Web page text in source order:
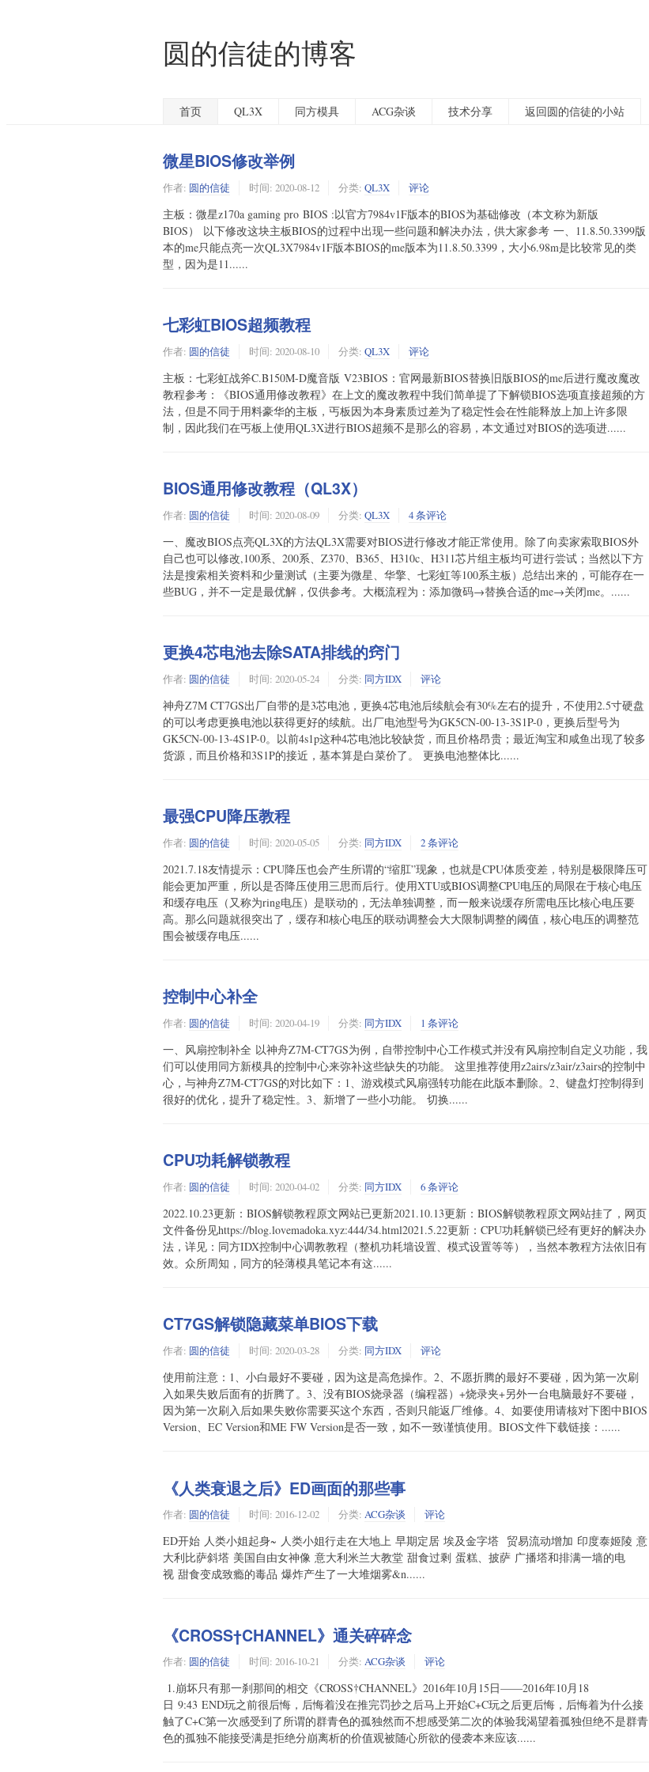
圆的信徒的博客
首页 QL3X 同方模具 ACG杂谈 技术分享 返回圆的信徒的小站
微星BIOS修改举例
作者: 圆的信徒 时间: 2020-08-12 分类: QL3X 评论
主板：微星z170a gaming pro BIOS :以官方7984v1F版本的BIOS为基础修改（本文称为新版
BIOS） 以下修改这块主板BIOS的过程中出现一些问题和解决办法，供大家参考 一、11.8.50.3399版
本的me只能点亮一次QL3X7984v1F版本BIOS的me版本为11.8.50.3399，大小6.98m是比较常见的类
型，因为是11......
七彩虹BIOS超频教程
作者: 圆的信徒 时间: 2020-08-10 分类: QL3X 评论
主板：七彩虹战斧C.B150M-D魔音版 V23BIOS：官网最新BIOS替换旧版BIOS的me后进行魔改魔改
教程参考：《BIOS通用修改教程》在上文的魔改教程中我们简单提了下解锁BIOS选项直接超频的方
法，但是不同于用料豪华的主板，丐板因为本身素质过差为了稳定性会在性能释放上加上许多限
制，因此我们在丐板上使用QL3X进行BIOS超频不是那么的容易，本文通过对BIOS的选项进......
BIOS通用修改教程（QL3X）
作者: 圆的信徒 时间: 2020-08-09 分类: QL3X 4 条评论
一、魔改BIOS点亮QL3X的方法QL3X需要对BIOS进行修改才能正常使用。除了向卖家索取BIOS外
自己也可以修改,100系、200系、Z370、B365、H310c、H311芯片组主板均可进行尝试；当然以下方
法是搜索相关资料和少量测试（主要为微星、华擎、七彩虹等100系主板）总结出来的，可能存在一
些BUG，并不一定是最优解，仅供参考。大概流程为：添加微码→替换合适的me→关闭me。......
更换4芯电池去除SATA排线的窍门
作者: 圆的信徒 时间: 2020-05-24 分类: 同方IDX 评论
神舟Z7M CT7GS出厂自带的是3芯电池，更换4芯电池后续航会有30%左右的提升，不使用2.5寸硬盘
的可以考虑更换电池以获得更好的续航。出厂电池型号为GK5CN-00-13-3S1P-0，更换后型号为
GK5CN-00-13-4S1P-0。以前4s1p这种4芯电池比较缺货，而且价格昂贵；最近淘宝和咸鱼出现了较多
货源，而且价格和3S1P的接近，基本算是白菜价了。 更换电池整体比......
最强CPU降压教程
作者: 圆的信徒 时间: 2020-05-05 分类: 同方IDX 2 条评论
2021.7.18友情提示：CPU降压也会产生所谓的“缩肛”现象，也就是CPU体质变差，特别是极限降压可
能会更加严重，所以是否降压使用三思而后行。使用XTU或BIOS调整CPU电压的局限在于核心电压
和缓存电压（又称为ring电压）是联动的，无法单独调整，而一般来说缓存所需电压比核心电压要
高。那么问题就很突出了，缓存和核心电压的联动调整会大大限制调整的阈值，核心电压的调整范
围会被缓存电压......
控制中心补全
作者: 圆的信徒 时间: 2020-04-19 分类: 同方IDX 1 条评论
一、风扇控制补全 以神舟Z7M-CT7GS为例，自带控制中心工作模式并没有风扇控制自定义功能，我
们可以使用同方新模具的控制中心来弥补这些缺失的功能。 这里推荐使用z2airs/z3air/z3airs的控制中
心，与神舟Z7M-CT7GS的对比如下：1、游戏模式风扇强转功能在此版本删除。2、键盘灯控制得到
很好的优化，提升了稳定性。3、新增了一些小功能。 切换......
CPU功耗解锁教程
作者: 圆的信徒 时间: 2020-04-02 分类: 同方IDX 6 条评论
2022.10.23更新：BIOS解锁教程原文网站已更新2021.10.13更新：BIOS解锁教程原文网站挂了，网页
文件备份见https://blog.lovemadoka.xyz:444/34.html2021.5.22更新：CPU功耗解锁已经有更好的解决办
法，详见：同方IDX控制中心调教教程（整机功耗墙设置、模式设置等等），当然本教程方法依旧有
效。众所周知，同方的轻薄模具笔记本有这......
CT7GS解锁隐藏菜单BIOS下载
作者: 圆的信徒 时间: 2020-03-28 分类: 同方IDX 评论
使用前注意：1、小白最好不要碰，因为这是高危操作。2、不愿折腾的最好不要碰，因为第一次刷
入如果失败后面有的折腾了。3、没有BIOS烧录器（编程器）+烧录夹+另外一台电脑最好不要碰，
因为第一次刷入后如果失败你需要买这个东西，否则只能返厂维修。4、如要使用请核对下图中BIOS
Version、EC Version和ME FW Version是否一致，如不一致谨慎使用。BIOS文件下载链接：......
《人类衰退之后》ED画面的那些事
作者: 圆的信徒 时间: 2016-12-02 分类: ACG杂谈 评论
ED开始 人类小姐起身~ 人类小姐行走在大地上 早期定居 埃及金字塔 贸易流动增加 印度泰姬陵 意
大利比萨斜塔 美国自由女神像 意大利米兰大教堂 甜食过剩 蛋糕、披萨 广播塔和排满一墙的电
视 甜食变成致瘾的毒品 爆炸产生了一大堆烟雾&n......
《CROSS†CHANNEL》通关碎碎念
作者: 圆的信徒 时间: 2016-10-21 分类: ACG杂谈 评论
1.崩坏只有那一刹那间的相交《CROSS†CHANNEL》2016年10月15日——2016年10月18
日 9:43 END玩之前很后悔，后悔着没在推完罚抄之后马上开始C+C玩之后更后悔，后悔着为什么接
触了C+C第一次感受到了所谓的群青色的孤独然而不想感受第二次的体验我渴望着孤独但绝不是群青
色的孤独不能接受满是拒绝分崩离析的价值观被随心所欲的侵袭本来应该......